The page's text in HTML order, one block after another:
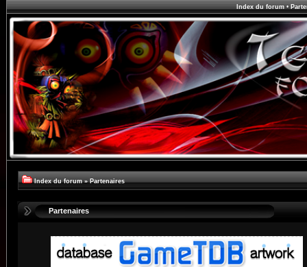
Index du forum•
Index du forum » Partenaires
Partenaires